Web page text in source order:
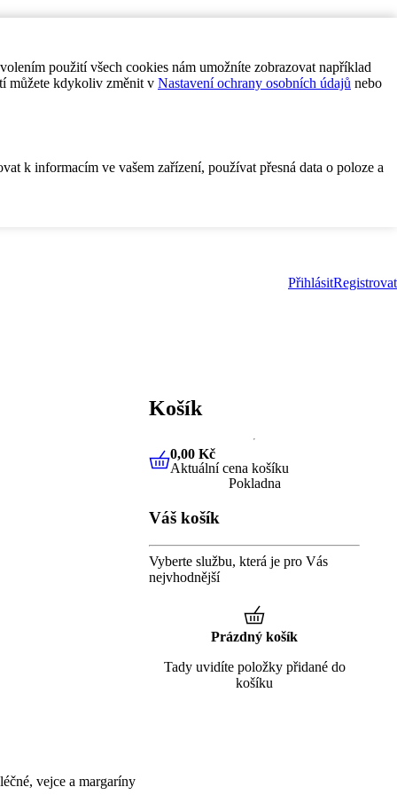
použití všech cookies nám umožníte zobrazovat například
můžete kdykoliv změnit v Nastavení ochrany osobních údajů nebo
k informacím ve vašem zařízení, používat přesná data o poloze a
PřihlásitRegistrovat
vejce a margaríny
Košík
0,00 KčAktuální cena košíku
0,00 Kč
Aktuální cena košíku
Pokladna
Váš košík
Vyberte službu, která je pro Vás
nejvhodnější
Prázdný košík
Tady uvidíte položky přidané do
košíku